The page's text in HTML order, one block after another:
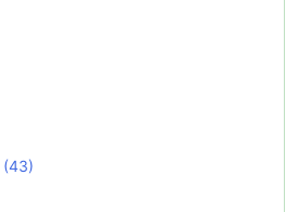
(43)